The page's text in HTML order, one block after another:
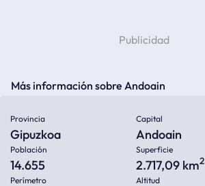
Más información sobre Andoain
Provincia
Gipuzkoa
Capital
Andoain
Población
14.655
Superficie
2.717,09 km2
Perímetro Altitud